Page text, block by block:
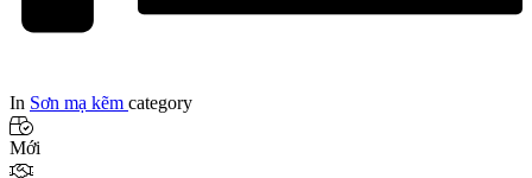
In Sơn mạ kẽm category
Mới